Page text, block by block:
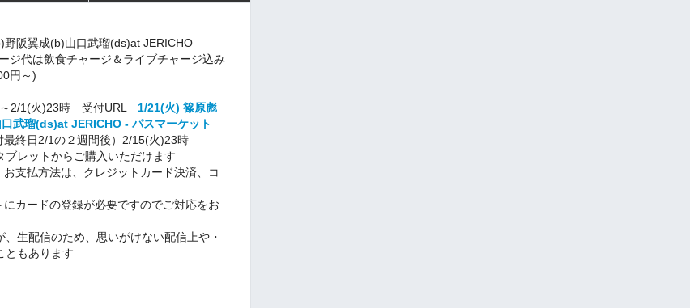
阪翼成(b)山口武瑠(ds)at JERICHO
代は飲食チャージ＆ライブチャージ込み
円～)
～2/1(火)23時 受付URL 1/21(火) 篠原彪
武瑠(ds)at JERICHO - パスマーケット
終日2/1の２週間後）2/15(火)23時
レットからご購入いただけます
支払方法は、クレジットカード決済、コ
カードの登録が必要ですのでご対応をお
生配信のため、思いがけない配信上や・
ともあります